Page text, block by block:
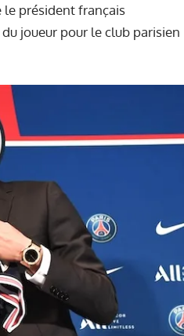
le président français
joueur pour le club parisien